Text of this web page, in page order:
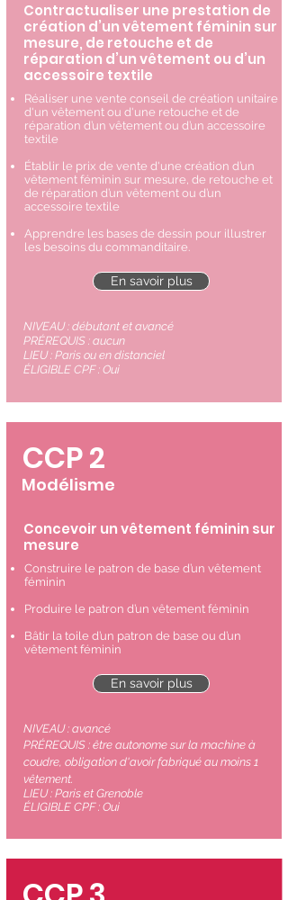
Contractualiser une prestation de
création d’un vêtement féminin sur
mesure, de retouche et de
réparation d’un vêtement ou d’un
accessoire textile
Réaliser une vente conseil de création unitaire
d'un vêtement ou d'une retouche et de
réparation d’un vêtement ou d’un accessoire
textile
Établir le prix de vente d'une création d’un
vêtement féminin sur mesure, de retouche et
de réparation d’un vêtement ou d’un
accessoire textile
Apprendre les bases de dessin pour illustrer
les besoins du commanditaire.
En savoir plus
NIVEAU : débutant et avancé
PRÉREQUIS : aucun
LIEU : Paris ou en distanciel
ÉLIGIBLE CPF : Oui
CCP 2
Modélisme
Concevoir un vêtement féminin sur
mesure
Construire le patron de base d’un vêtement
féminin
Produire le patron d’un vêtement féminin
Bâtir la toile d’un patron de base ou d’un
vêtement féminin
En savoir plus
NIVEAU : avancé
PRÉREQUIS : être autonome sur la machine à
coudre, obligation d'avoir fabriqué au moins 1
vêtement.
LIEU : Paris et Grenoble
ÉLIGIBLE CPF : Oui